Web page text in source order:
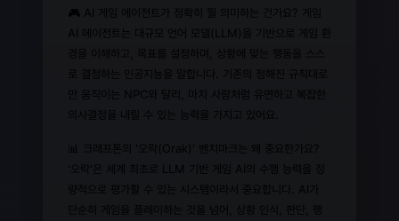
🎮 AI 게임 에이전트가 정확히 뭘 의미하는 건가요? 게임
AI 에이전트는 대규모 언어 모델(LLM)을 기반으로 게임 환
경을 이해하고, 목표를 설정하며, 상황에 맞는 행동을 스스
로 결정하는 인공지능을 말합니다. 기존의 정해진 규칙대로
만 움직이는 NPC와 달리, 마치 사람처럼 유연하고 복잡한
의사결정을 내릴 수 있는 능력을 가지고 있어요.
📊 크래프톤의 '오락(Orak)' 벤치마크는 왜 중요한가요?
'오락'은 세계 최초로 LLM 기반 게임 AI의 수행 능력을 정
량적으로 평가할 수 있는 시스템이라서 중요합니다. AI가
단순히 게임을 플레이하는 것을 넘어, 상황 인식, 판단, 행